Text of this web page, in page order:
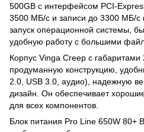
500GB с интерфейсом PCI-
3500 МБ/с и записи до 3300 МБ/с
запуск операционной системы,
удобную работу с большими
Корпус Vinga Creep с
продуманную конструкцию,
2.0, USB 3.0, аудио), надежную
дизайн. Он обеспечивает
для всех компонентов.
Блок питания Pro Line 650W 80+